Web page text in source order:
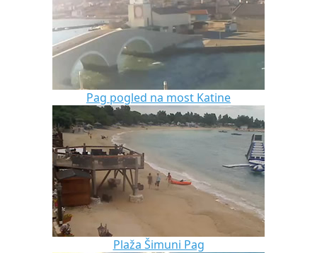
Pag pogled na most Katine
Plaža Šimuni Pag